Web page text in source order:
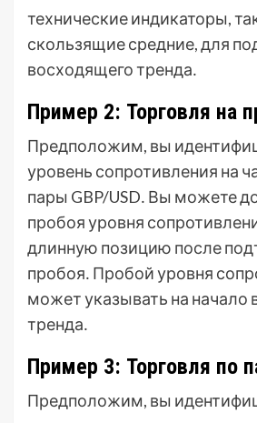
технические индикаторы,
скользящие средние, для
восходящего тренда․
Пример 2: Торговля на
Предположим, вы
уровень сопротивления на
пары GBP/USD․ Вы можете
пробоя уровня
длинную позицию после
пробоя․ Пробой уровня
может указывать на начало
тренда․
Пример 3: Торговля по
Предположим, вы